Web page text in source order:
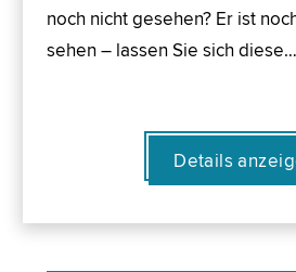
noch nicht gesehen? Er ist
sehen – lassen Sie sich diese…
Details